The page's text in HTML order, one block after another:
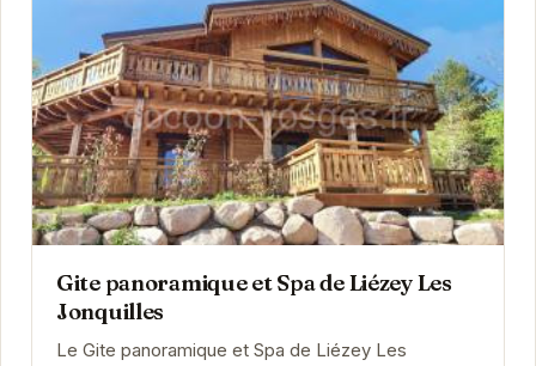
Gite panoramique et Spa de Liézey Les
Jonquilles
Le Gite panoramique et Spa de Liézey Les